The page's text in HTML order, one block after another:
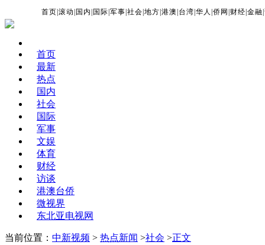
首页 |滚动 国内 国际 |军事 |社会 |地方 |港澳 台湾 |华人 |侨网 财经 |金融 |
首页
最新
热点
国内
社会
国际
军事
文娱
体育
财经
访谈
港澳台侨
微视界
东北亚电视网
当前位置： 中新视频 > 热点新闻 >社会 >正文